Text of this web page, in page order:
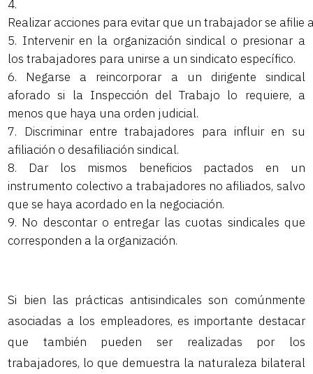
Realizar acciones para evitar que un trabajador se afilie
Intervenir en la organización sindical o presionar a
los trabajadores para unirse a un sindicato específico.
Negarse a reincorporar a un dirigente sindical
aforado si la Inspección del Trabajo lo requiere, a
menos que haya una orden judicial.
Discriminar entre trabajadores para influir en su
afiliación o desafiliación sindical.
Dar los mismos beneficios pactados en un
instrumento colectivo a trabajadores no afiliados, salvo
que se haya acordado en la negociación.
No descontar o entregar las cuotas sindicales que
corresponden a la organización.
Si bien las prácticas antisindicales son comúnmente
asociadas a los empleadores, es importante destacar
que también pueden ser realizadas por los
trabajadores, lo que demuestra la naturaleza bilateral